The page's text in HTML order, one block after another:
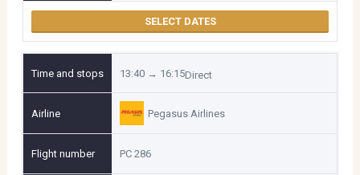
SELECT DATES
13:40 → 16:15Direct
Pegasus Airlines
PC 286